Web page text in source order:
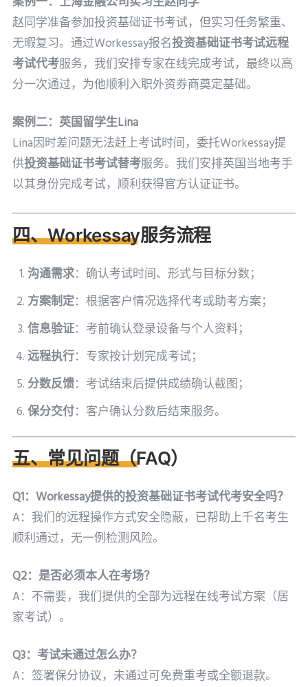
赵同学准备参加投资基础证书考试，但实习任务繁重、
无暇复习。通过Workessay报名投资基础证书考试远程
考试代考服务，我们安排专家在线完成考试，最终以高
分一次通过，为他顺利入职外资券商奠定基础。
案例二：英国留学生Lina
Lina因时差问题无法赶上考试时间，委托Workessay提
供投资基础证书考试替考服务。我们安排英国当地考手
以其身份完成考试，顺利获得官方认证证书。
四、Workessay服务流程
沟通需求：确认考试时间、形式与目标分数；
方案制定：根据客户情况选择代考或助考方案；
信息验证：考前确认登录设备与个人资料；
远程执行：专家按计划完成考试；
分数反馈：考试结束后提供成绩确认截图；
保分交付：客户确认分数后结束服务。
五、常见问题（FAQ）
Q1：Workessay提供的投资基础证书考试代考安全吗？
A：我们的远程操作方式安全隐蔽，已帮助上千名考生
顺利通过，无一例检测风险。
Q2：是否必须本人在考场？
A：不需要，我们提供的全部为远程在线考试方案（居
家考试）。
Q3：考试未通过怎么办？
A：签署保分协议，未通过可免费重考或全额退款。